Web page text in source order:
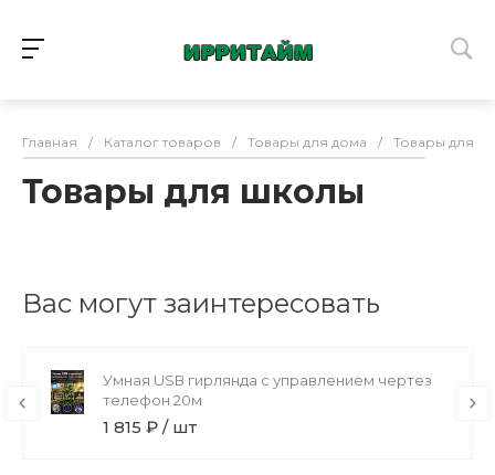
Главная / Каталог товаров / Товары для дома / Товары для
Товары для школы
Вас могут заинтересовать
Умная USВ гирлянда с управлением чертез
телефон 20м
1 815 ₽ / шт